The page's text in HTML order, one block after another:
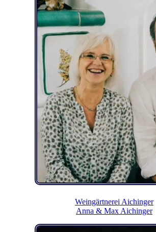
Weingärtnerei Aichinger
Anna & Max Aichinger